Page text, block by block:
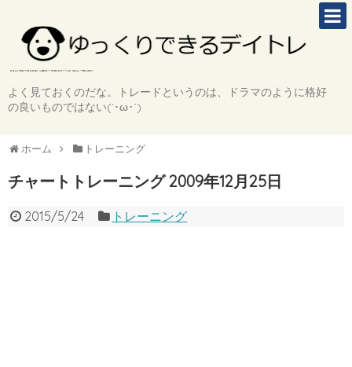
よく見ておくのだな。トレードというのは、ドラマのように格好
の良いものではない(`･ω･´)
ホーム トレーニング
チャートトレーニング 2009年12月25日
2015/5/24 トレーニング